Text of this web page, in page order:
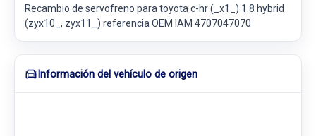
Recambio de servofreno para toyota c-hr (_x1_) 1.8 hybrid
(zyx10_, zyx11_) referencia OEM IAM 4707047070
Información del vehículo de origen